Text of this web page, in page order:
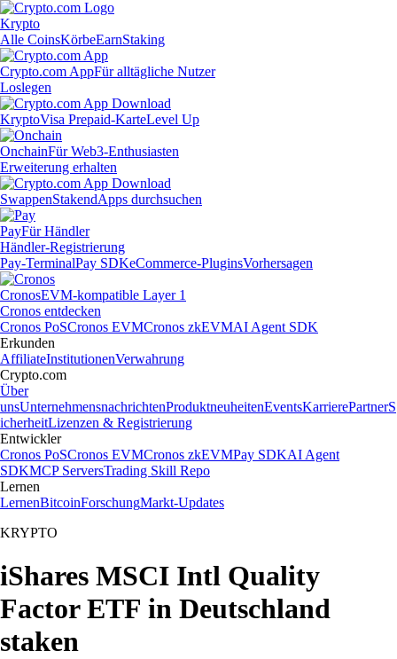
Krypto
Alle CoinsKörbeEarnStaking
Crypto.com AppFür alltägliche Nutzer
Loslegen
KryptoVisa Prepaid-KarteLevel Up
OnchainFür Web3-Enthusiasten
Erweiterung erhalten
SwappenStakendApps durchsuchen
PayFür Händler
Händler-Registrierung
Pay-TerminalPay SDKeCommerce-PluginsVorhersagen
CronosEVM-kompatible Layer 1
Cronos entdecken
Cronos PoSCronos EVMCronos zkEVMAI Agent SDK
Erkunden
AffiliateInstitutionenVerwahrung
Crypto.com
Über
unsUnternehmensnachrichtenProduktneuheitenEventsKarrierePartnerS
icherheitLizenzen & Registrierung
Entwickler
Cronos PoSCronos EVMCronos zkEVMPay SDKAI Agent
SDKMCP ServersTrading Skill Repo
Lernen
LernenBitcoinForschungMarkt-Updates
KRYPTO
iShares MSCI Intl Quality
Factor ETF in Deutschland
staken